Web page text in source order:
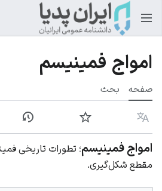
امواج فمینیسم
صفحه بحث
زبان پیگیری نمایش
امواج فمینیسم؛ تطورات تاریخی
مقطع شکل‌گیری.